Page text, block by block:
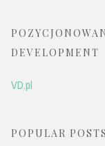
DEVELOPMENT
VD.pl
POPULAR POSTS